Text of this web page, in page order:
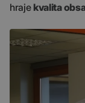
hraje kvalita